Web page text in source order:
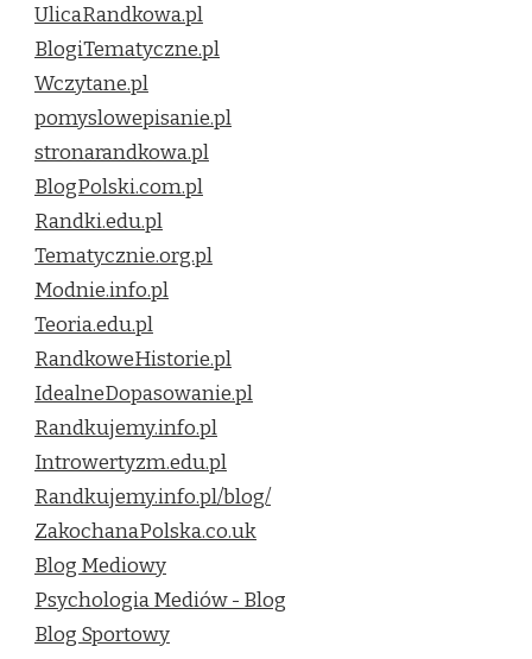
UlicaRandkowa.pl
BlogiTematyczne.pl
Wczytane.pl
pomyslowepisanie.pl
stronarandkowa.pl
BlogPolski.com.pl
Randki.edu.pl
Tematycznie.org.pl
Modnie.info.pl
Teoria.edu.pl
RandkoweHistorie.pl
IdealneDopasowanie.pl
Randkujemy.info.pl
Introwertyzm.edu.pl
Randkujemy.info.pl/blog/
ZakochanaPolska.co.uk
Blog Mediowy
Psychologia Mediów - Blog
Blog Sportowy